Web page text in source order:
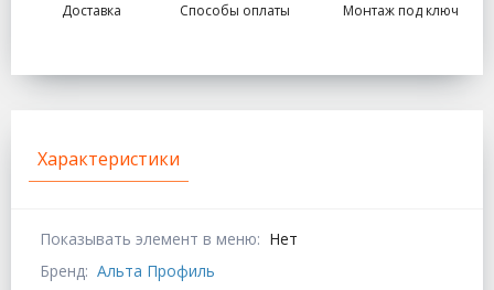
Доставка Способы оплаты Монтаж под ключ
Характеристики
Показывать элемент в меню: Нет
Бренд: Альта Профиль